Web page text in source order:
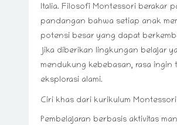
Italia. Filosofi Montessori berakar
pandangan bahwa setiap anak
potensi besar yang dapat
jika diberikan lingkungan belajar
mendukung kebebasan, rasa ingin
eksplorasi alami.
Ciri khas dari kurikulum
Pembelajaran berbasis aktivitas